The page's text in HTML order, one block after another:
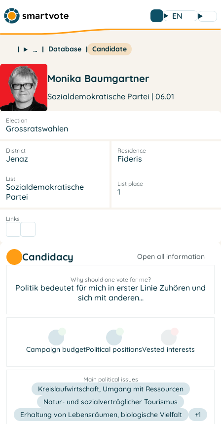
EN
… Database Candidate
Monika Baumgartner
Sozialdemokratische Partei | 06.01
Election
Grossratswahlen
District
Jenaz
Residence
Fideris
List
Sozialdemokratische
Partei
List place
1
Links
Candidacy Open all information
Why should one vote for me?
Politik bedeutet für mich in erster Linie Zuhören und
sich mit anderen...
Campaign budgetPolitical positionsVested interests
Main political issues
Kreislaufwirtschaft, Umgang mit Ressourcen
Natur- und sozialverträglicher Tourismus
Erhaltung von Lebensräumen, biologische Vielfalt
+1